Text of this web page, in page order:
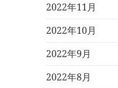
2022年11月
2022年10月
2022年9月
2022年8月